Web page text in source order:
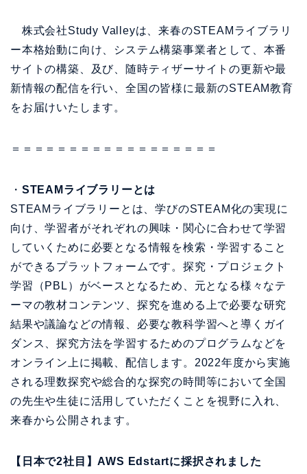
株式会社Study Valleyは、来春のSTEAMライブラリ
ー本格始動に向け、システム構築事業者として、本番
サイトの構築、及び、随時ティザーサイトの更新や最
新情報の配信を行い、全国の皆様に最新のSTEAM教育
をお届けいたします。
＝＝＝＝＝＝＝＝＝＝＝＝＝＝＝＝＝＝
・ STEAMライブラリーとは
STEAMライブラリーとは、学びのSTEAM化の実現に
向け、学習者がそれぞれの興味・関心に合わせて学習
していくために必要となる情報を検索・学習すること
ができるプラットフォームです。探究・プロジェクト
学習（PBL）がベースとなるため、元となる様々なテ
ーマの教材コンテンツ、探究を進める上で必要な研究
結果や議論などの情報、必要な教科学習へと導くガイ
ダンス、探究方法を学習するためのプログラムなどを
オンライン上に掲載、配信します。2022年度から実施
される理数探究や総合的な探究の時間等において全国
の先生や生徒に活用していただくことを視野に入れ、
来春から公開されます。
【日本で2社目】AWS Edstartに採択されました